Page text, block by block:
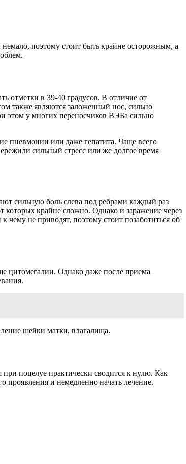
немало, поэтому стоит быть крайне осторожным, а
отметки в 39-40 градусов. В отличие от
также являются заложенный нос, сильно
этом у многих переносчиков ВЭБа сильно
пневмонии или даже гепатита. Чаще всего
сильный стресс или же долгое время
сильную боль слева под ребрами каждый раз
которых крайне сложно. Однако и заражение через
к чему не приводят, поэтому стоит позаботиться об
цитомегалии. Однако даже после приема
шейки матки, влагалища.
поцелуе практически сводится к нулю. Как
проявления и немедленно начать лечение.